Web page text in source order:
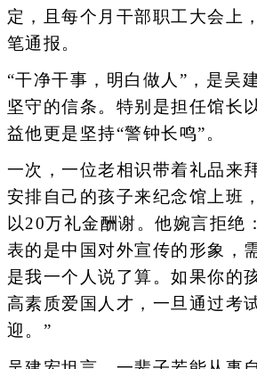
定，且每个月干部职工大会上
笔通报。
“干净干事，明白做人”，是吴
坚守的信条。特别是担任馆长
益他更是坚持“警钟长鸣”。
一次，一位老相识带着礼品来
安排自己的孩子来纪念馆上班
以20万礼金酬谢。他婉言拒绝
表的是中国对外宣传的形象，
是我一个人说了算。如果你的
高素质爱国人才，一旦通过考
迎。”